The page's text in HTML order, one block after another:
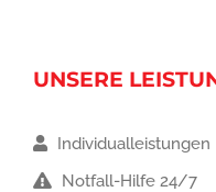
UNSERE
Individualleistungen
Notfall-Hilfe 24/7